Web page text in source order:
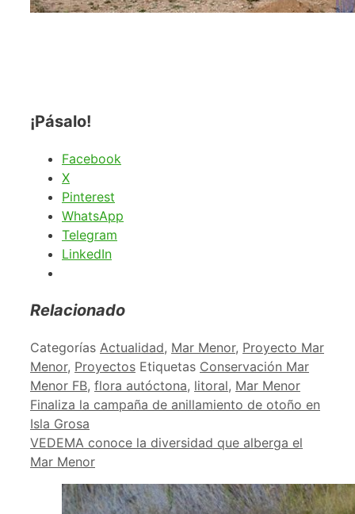
¡Pásalo!
Facebook
X
Pinterest
WhatsApp
Telegram
LinkedIn
Relacionado
Categorías Actualidad, Mar Menor, Proyecto Mar
Menor, Proyectos Etiquetas Conservación Mar
Menor FB, flora autóctona, litoral, Mar Menor
Finaliza la campaña de anillamiento de otoño en
Isla Grosa
VEDEMA conoce la diversidad que alberga el
Mar Menor